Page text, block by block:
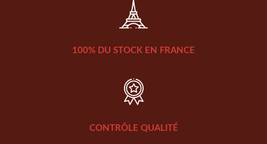
100% DU STOCK EN FRANCE
CONTRÔLE QUALITÉ